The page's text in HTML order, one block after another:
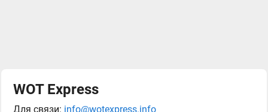
WOT Express
Для связи: info@wotexpress.info